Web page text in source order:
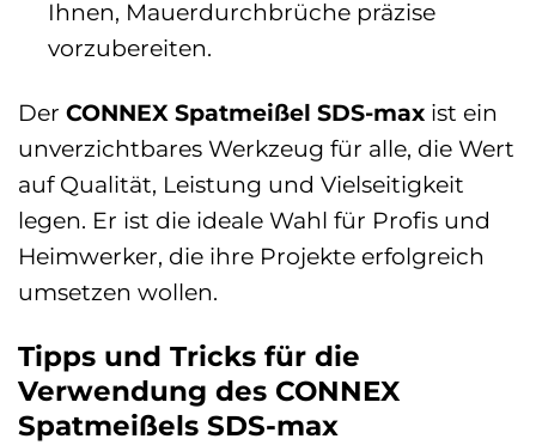
Ihnen, Mauerdurchbrüche präzise
vorzubereiten.
Der CONNEX Spatmeißel SDS-max ist ein
unverzichtbares Werkzeug für alle, die Wert
auf Qualität, Leistung und Vielseitigkeit
legen. Er ist die ideale Wahl für Profis und
Heimwerker, die ihre Projekte erfolgreich
umsetzen wollen.
Tipps und Tricks für die
Verwendung des CONNEX
Spatmeißels SDS-max